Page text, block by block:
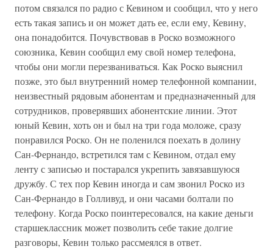
потом связался по радио с Кевином и сообщил, что у него
есть такая запись и он может дать ее, если ему, Кевину,
она понадобится. Почувствовав в Роско возможного
союзника, Кевин сообщил ему свой номер телефона,
чтобы они могли перезваниваться. Как Роско выяснил
позже, это был внутренний номер телефонной компании,
неизвестный рядовым абонентам и предназначенный для
сотрудников, проверявших абонентские линии. Этот
юный Кевин, хоть он и был на три года моложе, сразу
понравился Роско. Он не поленился поехать в долину
Сан-Фернандо, встретился там с Кевином, отдал ему
ленту с записью и постарался укрепить завязавшуюся
дружбу. С тех пор Кевин иногда и сам звонил Роско из
Сан-Фернандо в Голливуд, и они часами болтали по
телефону. Когда Роско поинтересовался, на какие деньги
старшеклассник может позволить себе такие долгие
разговоры, Кевин только рассмеялся в ответ.